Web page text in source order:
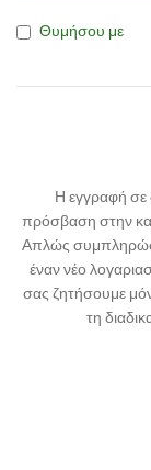
Θυμήσου με
Η εγγραφή σε
πρόσβαση στην
Απλώς
έναν νέο
σας ζητήσουμε
τη